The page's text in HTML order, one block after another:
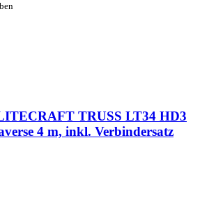
TRUSS LT34 HD3
4 m, inkl. Verbindersatz